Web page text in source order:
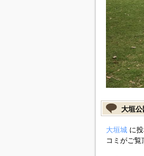
大垣
大垣城に投
コミがご覧